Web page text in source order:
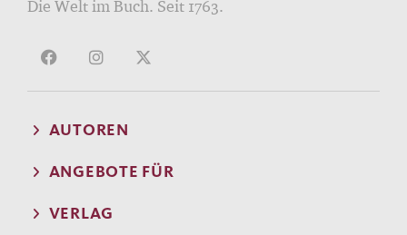
Die Welt im Buch. Seit 1763.
AUTOREN
ANGEBOTE FÜR
VERLAG